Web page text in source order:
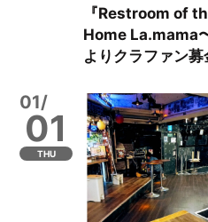
『Restroom of
Home La.mama
よりクラファン
01/
01
THU